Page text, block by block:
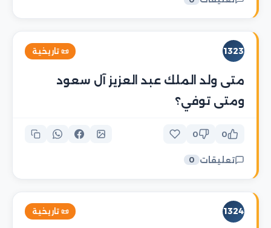
1323 📜 تاريخية
متى ولد الملك عبد العزيز آل سعود
ومتى توفي؟
0
0
تعليقات 0
1324 📜 تاريخية